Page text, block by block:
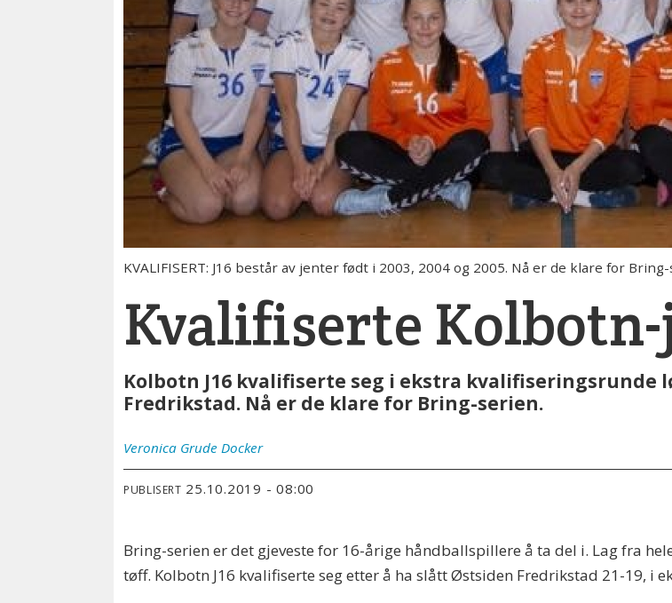
KVALIFISERT: J16 består av jenter født i 2003, 2004 og 2005. Nå er de klare for
Kvalifiserte
Kolbotn J16 kvalifiserte seg i ekstra kvalifiseringsrunde
Fredrikstad. Nå er de klare for Bring-serien.
Veronica Grude Docker
PUBLISERT 25.10.2019 - 08:00
Bring-serien er det gjeveste for 16-årige håndballspillere å ta del i. Lag fra
tøff. Kolbotn J16 kvalifiserte seg etter å ha slått Østsiden Fredrikstad 21-19, i